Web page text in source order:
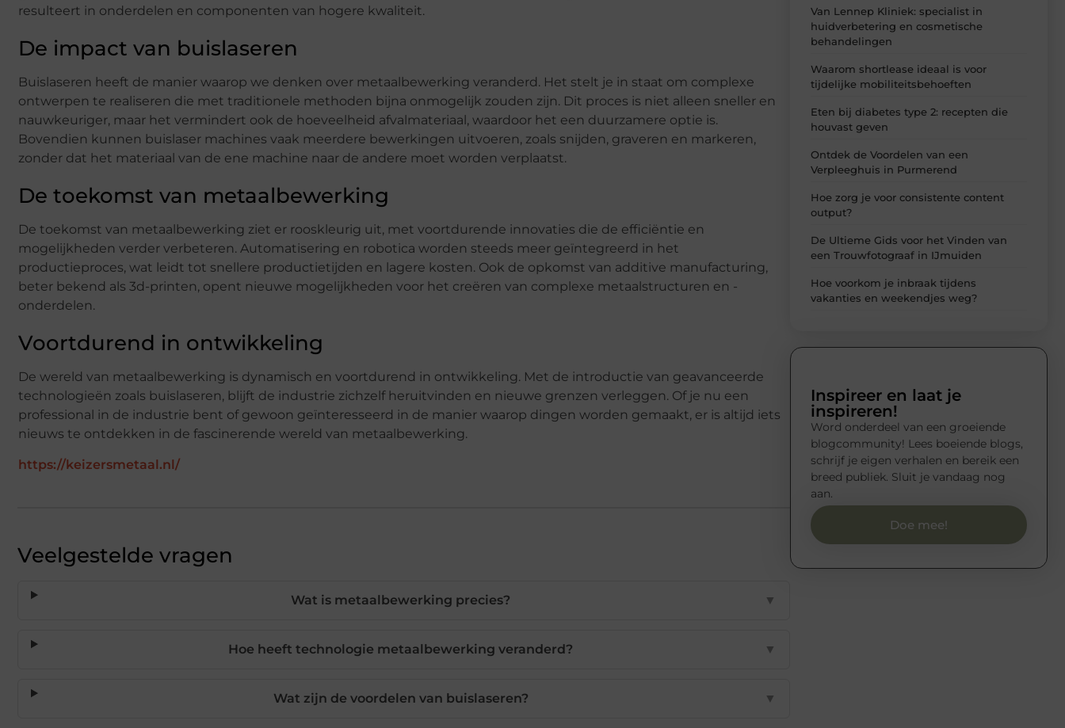
resulteert in onderdelen en componenten van hogere kwaliteit.
De impact van buislaseren
Buislaseren heeft de manier waarop we denken over metaalbewerking veranderd. Het stelt je in staat om complexe
ontwerpen te realiseren die met traditionele methoden bijna onmogelijk zouden zijn. Dit proces is niet alleen sneller en
nauwkeuriger, maar het vermindert ook de hoeveelheid afvalmateriaal, waardoor het een duurzamere optie is.
Bovendien kunnen buislaser machines vaak meerdere bewerkingen uitvoeren, zoals snijden, graveren en markeren,
zonder dat het materiaal van de ene machine naar de andere moet worden verplaatst.
De toekomst van metaalbewerking
De toekomst van metaalbewerking ziet er rooskleurig uit, met voortdurende innovaties die de efficiëntie en
mogelijkheden verder verbeteren. Automatisering en robotica worden steeds meer geïntegreerd in het
productieproces, wat leidt tot snellere productietijden en lagere kosten. Ook de opkomst van additive manufacturing,
beter bekend als 3d-printen, opent nieuwe mogelijkheden voor het creëren van complexe metaalstructuren en -
onderdelen.
Voortdurend in ontwikkeling
De wereld van metaalbewerking is dynamisch en voortdurend in ontwikkeling. Met de introductie van geavanceerde
technologieën zoals buislaseren, blijft de industrie zichzelf heruitvinden en nieuwe grenzen verleggen. Of je nu een
professional in de industrie bent of gewoon geïnteresseerd in de manier waarop dingen worden gemaakt, er is altijd iets
nieuws te ontdekken in de fascinerende wereld van metaalbewerking.
https://keizersmetaal.nl/
Veelgestelde vragen
Wat is metaalbewerking precies? ▼
Hoe heeft technologie metaalbewerking veranderd? ▼
Wat zijn de voordelen van buislaseren? ▼
Van Lennep Kliniek: specialist in
huidverbetering en cosmetische
behandelingen
Waarom shortlease ideaal is voor
tijdelijke mobiliteitsbehoeften
Eten bij diabetes type 2: recepten die
houvast geven
Ontdek de Voordelen van een
Verpleeghuis in Purmerend
Hoe zorg je voor consistente content
output?
De Ultieme Gids voor het Vinden van
een Trouwfotograaf in IJmuiden
Hoe voorkom je inbraak tijdens
vakanties en weekendjes weg?
Inspireer en laat je
inspireren!
Word onderdeel van een groeiende
blogcommunity! Lees boeiende blogs,
schrijf je eigen verhalen en bereik een
breed publiek. Sluit je vandaag nog
aan.
Doe mee!